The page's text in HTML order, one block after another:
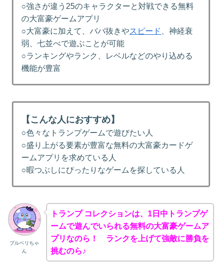
○強さが違う25のキャラクターと対戦できる無料
の大富豪ゲームアプリ
○大富豪に加えて、ババ抜きやスピード
、神経衰
弱、七並べで遊ぶことが可能
○ランキングやランク、レベルなどのやり込める
機能が豊富
【こんな人におすすめ】
○色々なトランプゲームで遊びたい人
○盛り上がる要素が豊富な無料の大富豪カードゲ
ームアプリを求めている人
○暇つぶしにぴったりなゲームを探している人
ブルベリちゃ
ん
トランプ コレクションは、1日中トランプゲ
ームで遊んでいられる無料の大富豪ゲームア
プリなのら！ ランクを上げて強敵に勝負を
挑むのら♪